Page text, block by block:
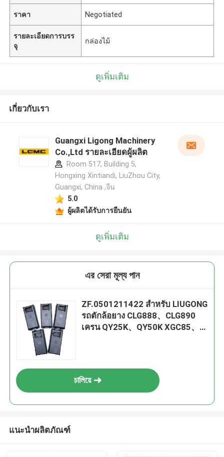
ราคา Negotiated
รายละเอียดการบรร
จุ
กล่องไม้
ดูเพิ่มเติม
เกี่ยวกับเรา
Guangxi Ligong Machinery
Co.,Ltd รายละเอียดผู้ผลิต
Room 517, Building 5,
Hongxing Xintiandi, LiuZhou City,
Guangxi, China ,จีน
5.0
ผู้ผลิตได้รับการยืนยัน
ดูเพิ่มเติม
এর সেরা মূল্য পান
ZF.0501211422 สำหรับ LIUGONG
รถตักล้อยาง CLG888、CLG890
เครน QY25K、QY50K XGC85、
চালিয়ে
แนะนำผลิตภัณฑ์